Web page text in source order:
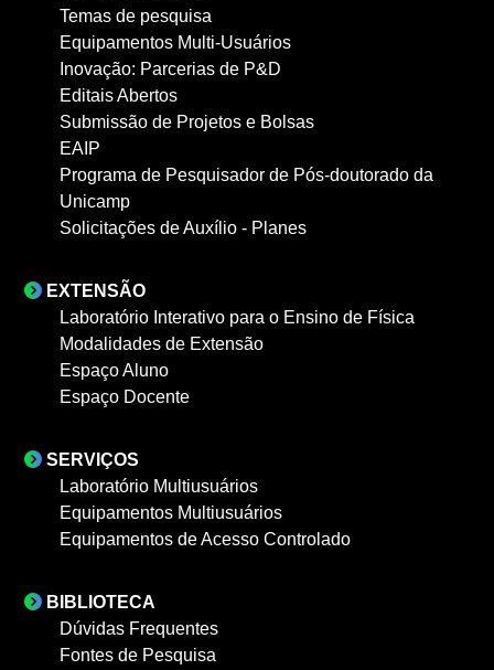
Temas de pesquisa
Equipamentos Multi-Usuários
Inovação: Parcerias de P&D
Editais Abertos
Submissão de Projetos e Bolsas
EAIP
Programa de Pesquisador de Pós-doutorado da
Unicamp
Solicitações de Auxílio - Planes
EXTENSÃO
Laboratório Interativo para o Ensino de Física
Modalidades de Extensão
Espaço Aluno
Espaço Docente
SERVIÇOS
Laboratório Multiusuários
Equipamentos Multiusuários
Equipamentos de Acesso Controlado
BIBLIOTECA
Dúvidas Frequentes
Fontes de Pesquisa